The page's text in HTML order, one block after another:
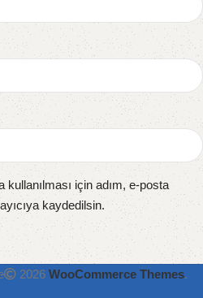
için adım, e-posta
kaydedilsin.
2026 WooCommerce Themes.